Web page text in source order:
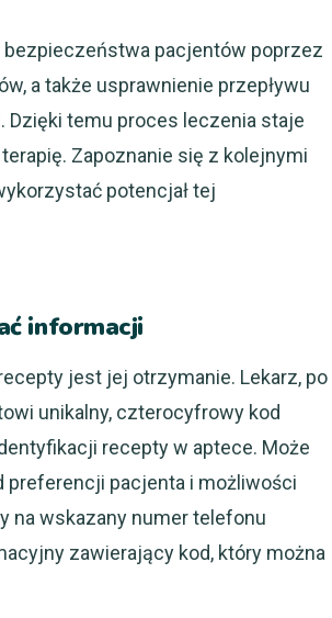
bezpieczeństwa pacjentów poprzez
a także usprawnienie przepływu
temu proces leczenia staje
Zapoznanie się z kolejnymi
potencjał tej
informacji
jest jej otrzymanie. Lekarz, po
unikalny, czterocyfrowy kod
recepty w aptece. Może
preferencji pacjenta i możliwości
na wskazany numer telefonu
zawierający kod, który można